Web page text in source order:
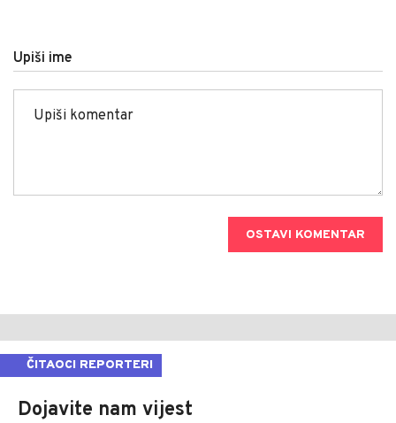
Upiši ime
OSTAVI KOMENTAR
ČITAOCI REPORTERI
Dojavite nam vijest